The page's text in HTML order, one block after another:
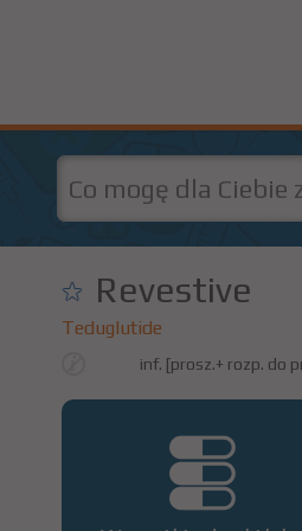
Revestive
Teduglutide
inf. [prosz.+ rozp. do